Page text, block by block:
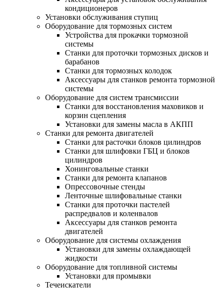
кондиционеров
Установки обслуживания ступиц
Оборудование для тормозных систем
Устройства для прокачки тормозной
системы
Станки для проточки тормозных дисков и
барабанов
Станки для тормозных колодок
Аксессуары для станков ремонта тормозной
системы
Оборудование для систем трансмиссии
Станки для восстановления маховиков и
корзин сцепления
Установки для замены масла в АКПП
Станки для ремонта двигателей
Станки для расточки блоков цилиндров
Станки для шлифовки ГБЦ и блоков
цилиндров
Хонинговальные станки
Станки для ремонта клапанов
Опрессовочные стенды
Ленточные шлифовальные станки
Станки для проточки пастелей
распредвалов и коленвалов
Аксессуары для станков ремонта
двигателей
Оборудование для системы охлаждения
Установки для замены охлаждающей
жидкости
Оборудование для топливной системы
Установки для промывки
Течеискатели